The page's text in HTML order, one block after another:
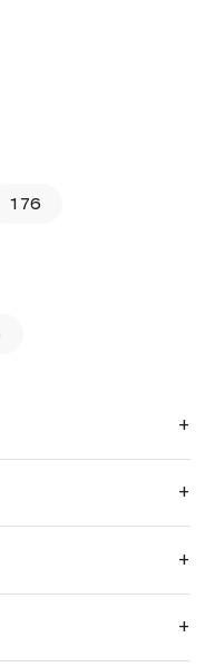
176
+
+
+
+